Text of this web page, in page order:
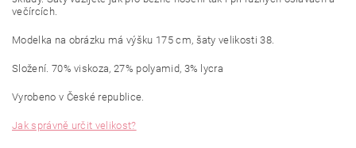
večírcích.
Modelka na obrázku má výšku 175 cm, šaty velikosti 38.
Složení. 70% viskoza, 27% polyamid, 3% lycra
Vyrobeno v České republice.
Jak správně určit velikost?